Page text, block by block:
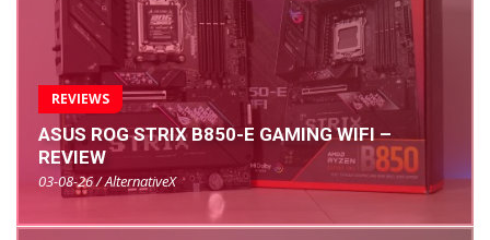
REVIEWS
ASUS ROG STRIX B850-E GAMING WIFI –
REVIEW
03-08-26 / AlternativeX